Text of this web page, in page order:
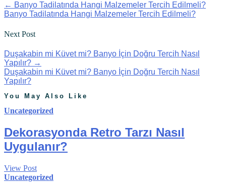
← Banyo Tadilatında Hangi Malzemeler Tercih Edilmeli?
Banyo Tadilatında Hangi Malzemeler Tercih Edilmeli?
Next Post
Duşakabin mi Küvet mi? Banyo İçin Doğru Tercih Nasıl
Yapılır? →
Duşakabin mi Küvet mi? Banyo İçin Doğru Tercih Nasıl
Yapılır?
You May Also Like
Uncategorized
Dekorasyonda Retro Tarzı Nasıl
Uygulanır?
View Post
Uncategorized